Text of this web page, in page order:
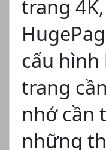
trang
cấu
trang
nhớ cần
những